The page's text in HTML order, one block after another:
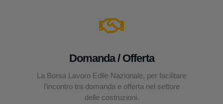
Domanda / Offerta
La Borsa Lavoro Edile Nazionale, per facilitare
l’incontro tra domanda e offerta nel settore
delle costruzioni.